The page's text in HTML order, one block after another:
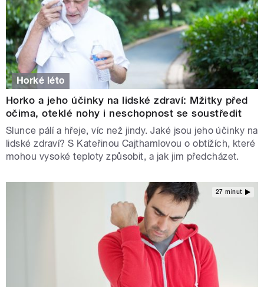
Horké léto
Horko a jeho účinky na lidské zdraví: Mžitky před
očima, oteklé nohy i neschopnost se soustředit
Slunce pálí a hřeje, víc než jindy. Jaké jsou jeho účinky na
lidské zdraví? S Kateřinou Cajthamlovou o obtížích, které
mohou vysoké teploty způsobit, a jak jim předcházet.
27 minut